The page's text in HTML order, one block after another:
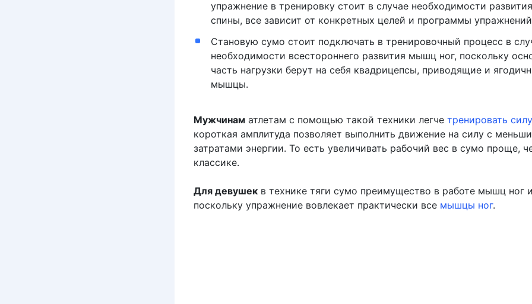
упражнение в тренировку стоит в случае необходимости
спины, все зависит от конкретных целей и программы
Становую сумо стоит подключать в тренировочный процесс в
необходимости всестороннего развития мышц ног, поскольку
часть нагрузки берут на себя квадрицепсы, приводящие и
мышцы.
Мужчинам атлетам с помощью такой техники легче тренировать силу
короткая амплитуда позволяет выполнить движение на силу с
затратами энергии. То есть увеличивать рабочий вес в сумо проще,
классике.
Для девушек в технике тяги сумо преимущество в работе мышц ног
поскольку упражнение вовлекает практически все мышцы ног.